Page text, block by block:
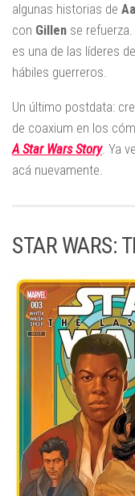
algunas historias de
con Gillen se
es una de las líderes
hábiles guerreros.
Un último postdata:
de coaxium en los
A Star Wars Story. Ya
acá nuevamente.
STAR WARS: